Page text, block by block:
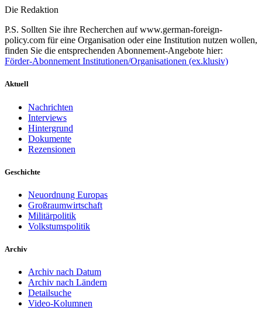
Die Redaktion
P.S. Sollten Sie ihre Recherchen auf www.german-foreign-
policy.com für eine Organisation oder eine Institution nutzen wollen,
finden Sie die entsprechenden Abonnement-Angebote hier:
Förder-Abonnement Institutionen/Organisationen (ex.klusiv)
Aktuell
Nachrichten
Interviews
Hintergrund
Dokumente
Rezensionen
Geschichte
Neuordnung Europas
Großraumwirtschaft
Militärpolitik
Volkstumspolitik
Archiv
Archiv nach Datum
Archiv nach Ländern
Detailsuche
Video-Kolumnen